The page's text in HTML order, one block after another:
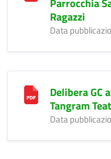
Parrocchia
Ragazzi
Data
Delibera GC
Tangram
Data